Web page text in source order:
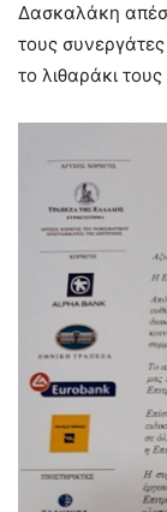
Δασκαλάκη
τους
το λιθαράκι